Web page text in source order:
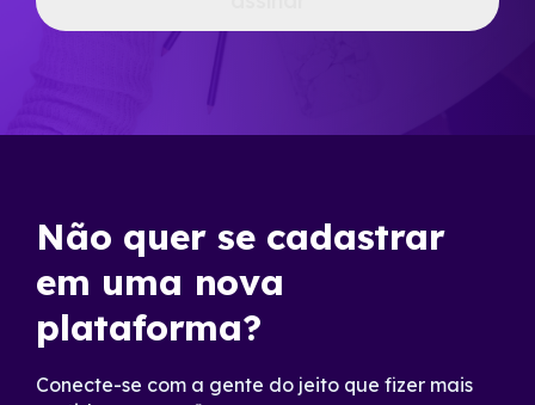
Não quer se cadastrar
em uma nova
plataforma?
Conecte-se com a gente do jeito que fizer mais